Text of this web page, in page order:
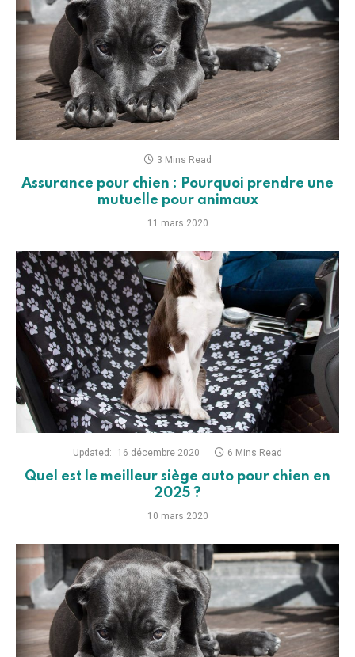
3 Mins Read
Assurance pour chien : Pourquoi prendre une
mutuelle pour animaux
11 mars 2020
Updated: 16 décembre 2020 6 Mins Read
Quel est le meilleur siège auto pour chien en
2025 ?
10 mars 2020